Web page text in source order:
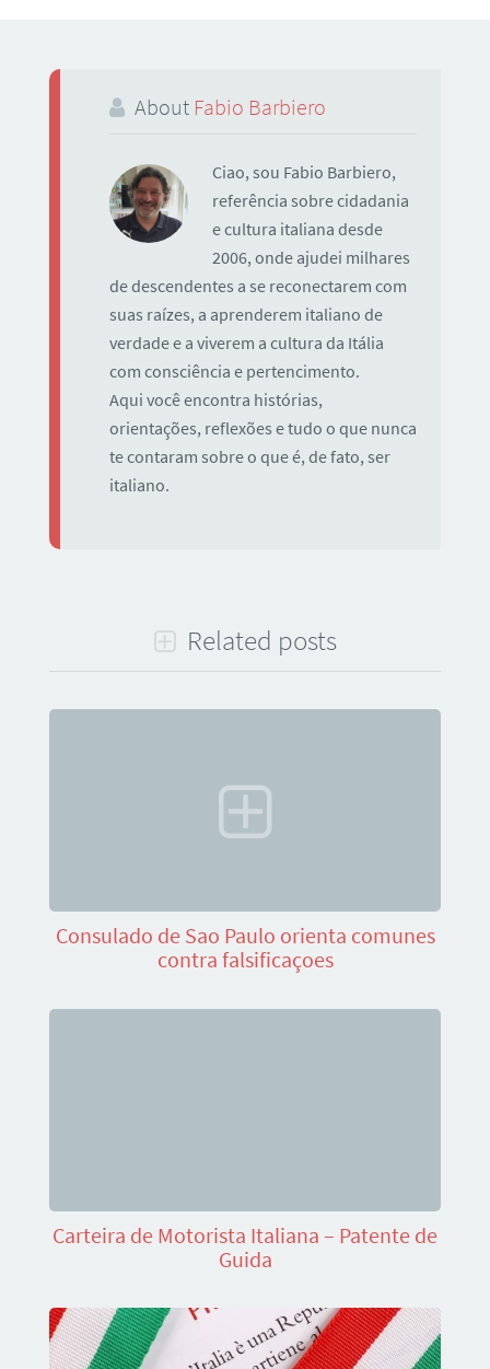
About Fabio Barbiero
Ciao, sou Fabio Barbiero,
referência sobre cidadania
e cultura italiana desde
2006, onde ajudei milhares
de descendentes a se reconectarem com
suas raízes, a aprenderem italiano de
verdade e a viverem a cultura da Itália
com consciência e pertencimento.
Aqui você encontra histórias,
orientações, reflexões e tudo o que nunca
te contaram sobre o que é, de fato, ser
italiano.
Related posts
Consulado de Sao Paulo orienta comunes
contra falsificaçoes
Carteira de Motorista Italiana – Patente de
Guida